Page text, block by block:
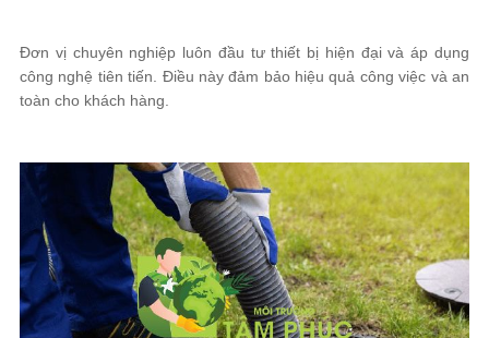
Đơn vị chuyên nghiệp luôn đầu tư thiết bị hiện đại và áp dụng
công nghệ tiên tiến. Điều này đảm bảo hiệu quả công việc và an
toàn cho khách hàng.